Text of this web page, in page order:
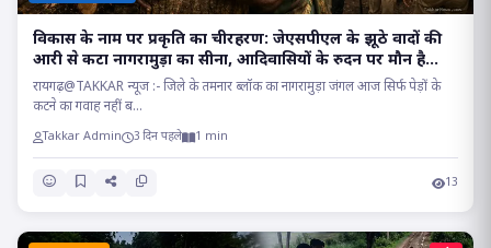
विकास के नाम पर प्रकृति का चीरहरण: जेएसपीएल के झूठे वादों की
आरी से कटा नागरामुड़ा का सीना, आदिवासियों के रुदन पर मौन है
सत्ता!
रायगढ़@TAKKAR न्यूज :- जिले के तमनार ब्लॉक का नागरामुड़ा जंगल आज सिर्फ पेड़ों के
कटने का गवाह नहीं ब...
Takkar Admin 3 दिन पहले 1 min
13